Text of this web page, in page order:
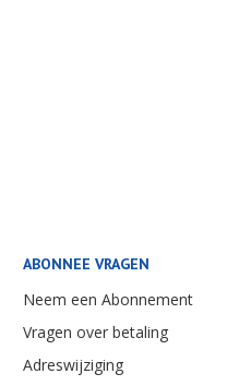
ABONNEE VRAGEN
Neem een Abonnement
Vragen over betaling
Adreswijziging